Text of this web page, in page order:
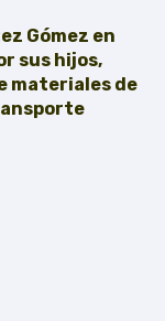
Gómez en
sus hijos,
materiales de